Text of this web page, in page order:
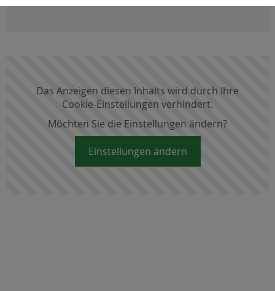
Das Anzeigen diesen Inhalts wird durch Ihre
Cookie-Einstellungen verhindert.
Möchten Sie die Einstellungen ändern?
Einstellungen ändern